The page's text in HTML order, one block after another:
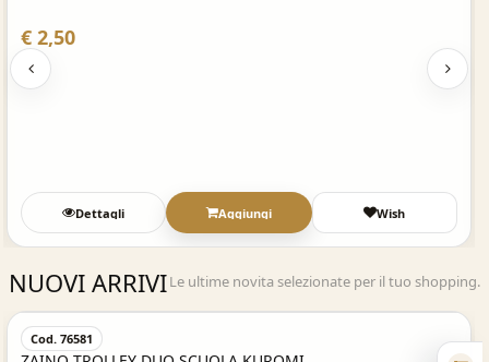
€ 2,50
Dettagli Aggiungi Wish
NUOVI ARRIVILe ultime novita selezionate per il tuo shopping.
Acquisto Veloce
Cod. 76581